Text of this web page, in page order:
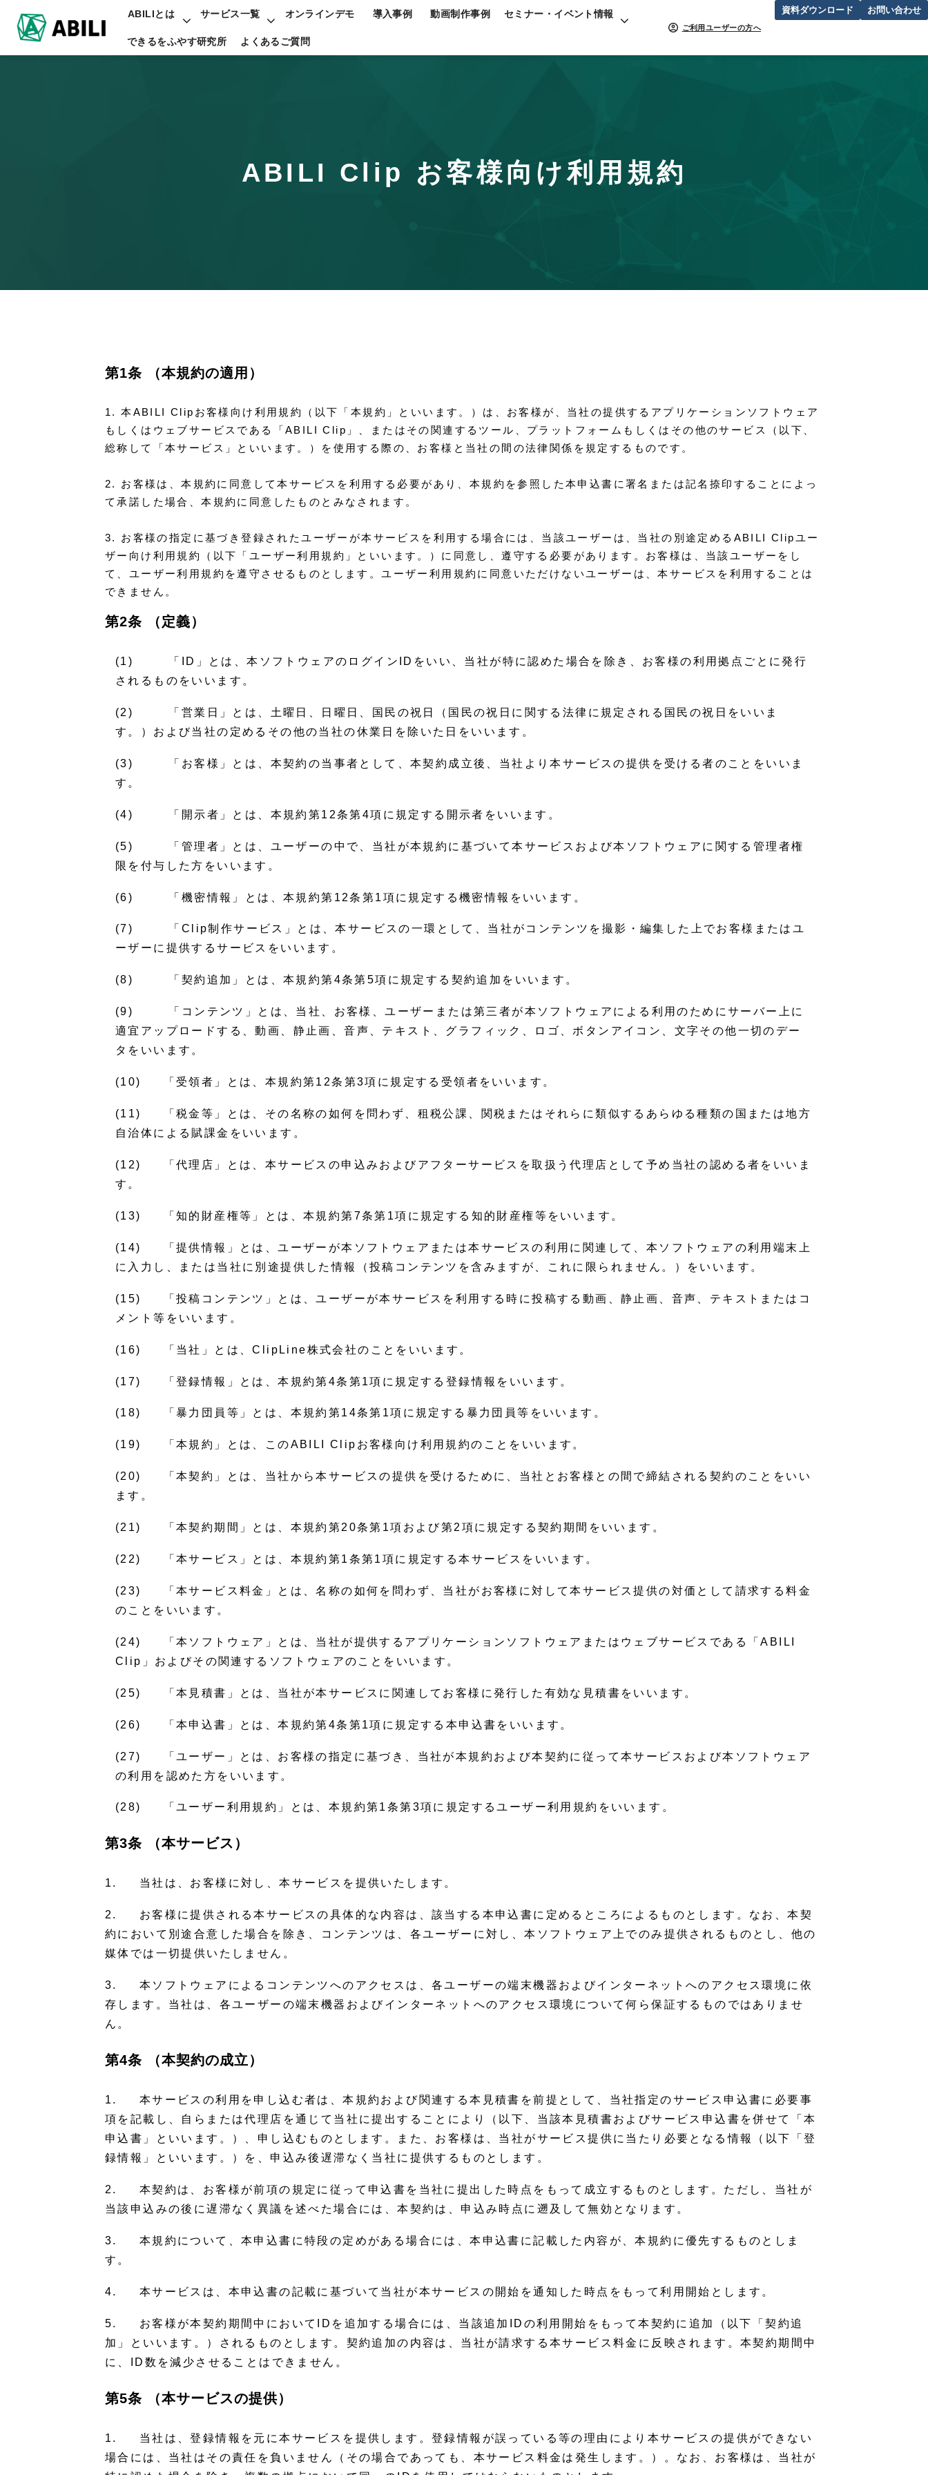
ABILIとは サービス一覧 オンラインデモ 導入事例 動画制作事例 セミナー・イベント情報
できるをふやす研究所 よくあるご質問
ご利用ユーザーの方へ
資料ダウンロード お問い合わせ
ABILI Clip お客様向け利用規約
第1条 （本規約の適用）
1. 本ABILI Clipお客様向け利用規約（以下「本規約」といいます。）は、お客様が、当社の提供するアプリケーションソフトウェア
もしくはウェブサービスである「ABILI Clip」、またはその関連するツール、プラットフォームもしくはその他のサービス（以下、
総称して「本サービス」といいます。）を使用する際の、お客様と当社の間の法律関係を規定するものです。
2. お客様は、本規約に同意して本サービスを利用する必要があり、本規約を参照した本申込書に署名または記名捺印することによっ
て承諾した場合、本規約に同意したものとみなされます。
3. お客様の指定に基づき登録されたユーザーが本サービスを利用する場合には、当該ユーザーは、当社の別途定めるABILI Clipユー
ザー向け利用規約（以下「ユーザー利用規約」といいます。）に同意し、遵守する必要があります。お客様は、当該ユーザーをし
て、ユーザー利用規約を遵守させるものとします。ユーザー利用規約に同意いただけないユーザーは、本サービスを利用することは
できません。
第2条 （定義）
(1) 「ID」とは、本ソフトウェアのログインIDをいい、当社が特に認めた場合を除き、お客様の利用拠点ごとに発行
されるものをいいます。
(2) 「営業日」とは、土曜日、日曜日、国民の祝日（国民の祝日に関する法律に規定される国民の祝日をいいま
す。）および当社の定めるその他の当社の休業日を除いた日をいいます。
(3) 「お客様」とは、本契約の当事者として、本契約成立後、当社より本サービスの提供を受ける者のことをいいま
す。
(4) 「開示者」とは、本規約第12条第4項に規定する開示者をいいます。
(5) 「管理者」とは、ユーザーの中で、当社が本規約に基づいて本サービスおよび本ソフトウェアに関する管理者権
限を付与した方をいいます。
(6) 「機密情報」とは、本規約第12条第1項に規定する機密情報をいいます。
(7) 「Clip制作サービス」とは、本サービスの一環として、当社がコンテンツを撮影・編集した上でお客様またはユ
ーザーに提供するサービスをいいます。
(8) 「契約追加」とは、本規約第4条第5項に規定する契約追加をいいます。
(9) 「コンテンツ」とは、当社、お客様、ユーザーまたは第三者が本ソフトウェアによる利用のためにサーバー上に
適宜アップロードする、動画、静止画、音声、テキスト、グラフィック、ロゴ、ボタンアイコン、文字その他一切のデー
タをいいます。
(10) 「受領者」とは、本規約第12条第3項に規定する受領者をいいます。
(11) 「税金等」とは、その名称の如何を問わず、租税公課、関税またはそれらに類似するあらゆる種類の国または地方
自治体による賦課金をいいます。
(12) 「代理店」とは、本サービスの申込みおよびアフターサービスを取扱う代理店として予め当社の認める者をいいま
す。
(13) 「知的財産権等」とは、本規約第7条第1項に規定する知的財産権等をいいます。
(14) 「提供情報」とは、ユーザーが本ソフトウェアまたは本サービスの利用に関連して、本ソフトウェアの利用端末上
に入力し、または当社に別途提供した情報（投稿コンテンツを含みますが、これに限られません。）をいいます。
(15) 「投稿コンテンツ」とは、ユーザーが本サービスを利用する時に投稿する動画、静止画、音声、テキストまたはコ
メント等をいいます。
(16) 「当社」とは、ClipLine株式会社のことをいいます。
(17) 「登録情報」とは、本規約第4条第1項に規定する登録情報をいいます。
(18) 「暴力団員等」とは、本規約第14条第1項に規定する暴力団員等をいいます。
(19) 「本規約」とは、このABILI Clipお客様向け利用規約のことをいいます。
(20) 「本契約」とは、当社から本サービスの提供を受けるために、当社とお客様との間で締結される契約のことをいい
ます。
(21) 「本契約期間」とは、本規約第20条第1項および第2項に規定する契約期間をいいます。
(22) 「本サービス」とは、本規約第1条第1項に規定する本サービスをいいます。
(23) 「本サービス料金」とは、名称の如何を問わず、当社がお客様に対して本サービス提供の対価として請求する料金
のことをいいます。
(24) 「本ソフトウェア」とは、当社が提供するアプリケーションソフトウェアまたはウェブサービスである「ABILI
Clip」およびその関連するソフトウェアのことをいいます。
(25) 「本見積書」とは、当社が本サービスに関連してお客様に発行した有効な見積書をいいます。
(26) 「本申込書」とは、本規約第4条第1項に規定する本申込書をいいます。
(27) 「ユーザー」とは、お客様の指定に基づき、当社が本規約および本契約に従って本サービスおよび本ソフトウェア
の利用を認めた方をいいます。
(28) 「ユーザー利用規約」とは、本規約第1条第3項に規定するユーザー利用規約をいいます。
第3条 （本サービス）
1. 当社は、お客様に対し、本サービスを提供いたします。
2. お客様に提供される本サービスの具体的な内容は、該当する本申込書に定めるところによるものとします。なお、本契
約において別途合意した場合を除き、コンテンツは、各ユーザーに対し、本ソフトウェア上でのみ提供されるものとし、他の
媒体では一切提供いたしません。
3. 本ソフトウェアによるコンテンツへのアクセスは、各ユーザーの端末機器およびインターネットへのアクセス環境に依
存します。当社は、各ユーザーの端末機器およびインターネットへのアクセス環境について何ら保証するものではありませ
ん。
第4条 （本契約の成立）
1. 本サービスの利用を申し込む者は、本規約および関連する本見積書を前提として、当社指定のサービス申込書に必要事
項を記載し、自らまたは代理店を通じて当社に提出することにより（以下、当該本見積書およびサービス申込書を併せて「本
申込書」といいます。）、申し込むものとします。また、お客様は、当社がサービス提供に当たり必要となる情報（以下「登
録情報」といいます。）を、申込み後遅滞なく当社に提供するものとします。
2. 本契約は、お客様が前項の規定に従って申込書を当社に提出した時点をもって成立するものとします。ただし、当社が
当該申込みの後に遅滞なく異議を述べた場合には、本契約は、申込み時点に遡及して無効となります。
3. 本規約について、本申込書に特段の定めがある場合には、本申込書に記載した内容が、本規約に優先するものとしま
す。
4. 本サービスは、本申込書の記載に基づいて当社が本サービスの開始を通知した時点をもって利用開始とします。
5. お客様が本契約期間中においてIDを追加する場合には、当該追加IDの利用開始をもって本契約に追加（以下「契約追
加」といいます。）されるものとします。契約追加の内容は、当社が請求する本サービス料金に反映されます。本契約期間中
に、ID数を減少させることはできません。
第5条 （本サービスの提供）
1. 当社は、登録情報を元に本サービスを提供します。登録情報が誤っている等の理由により本サービスの提供ができない
場合には、当社はその責任を負いません（その場合であっても、本サービス料金は発生します。）。なお、お客様は、当社が